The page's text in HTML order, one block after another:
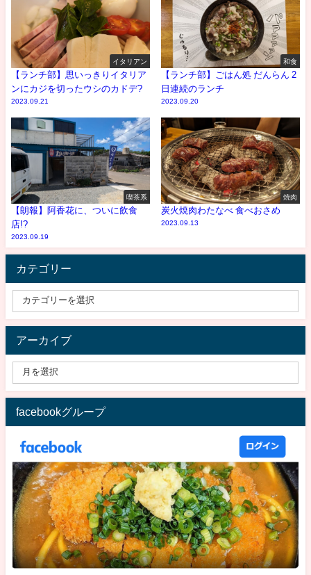
イタリアン
【ランチ部】思いっきりイタリア
ンにカジを切ったウシのカドデ?
2023.09.21
和食
【ランチ部】ごはん処 だんらん 2
日連続のランチ
2023.09.20
喫茶系
【朗報】阿香花に、ついに飲食
店!?
2023.09.19
焼肉
炭火焼肉わたなべ 食べおさめ
2023.09.13
カテゴリー
アーカイブ
facebookグループ